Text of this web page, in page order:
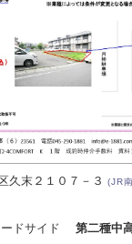
久末２１０７－３(JR
ードサイド第二種中